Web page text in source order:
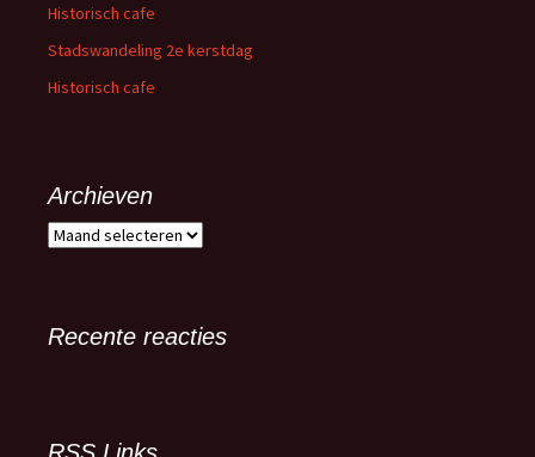
Historisch cafe
Stadswandeling 2e kerstdag
Historisch cafe
Archieven
A
iRecente reacties